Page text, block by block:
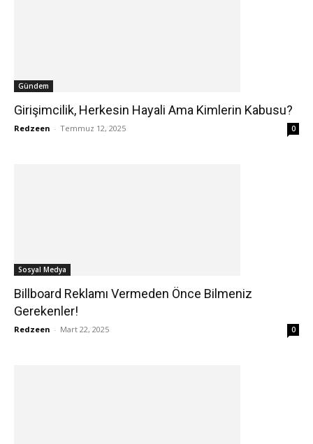
Gündem
Girişimcilik, Herkesin Hayali Ama Kimlerin Kabusu?
Redzeen - Temmuz 12, 2025 0
Sosyal Medya
Billboard Reklamı Vermeden Önce Bilmeniz
Gerekenler!
Redzeen - Mart 22, 2025 0